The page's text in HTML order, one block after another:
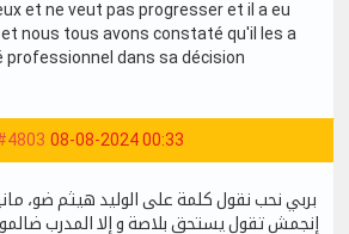
et ne veut pas progresser et il a eu
nous tous avons constaté qu'il les a
professionnel dans sa décision
08-08-2024 00:33
بربي نحب نقول كلمة على الوليد هيثم ضو،
إنجمش تقول يستحق بلاصة و إلا المدرب